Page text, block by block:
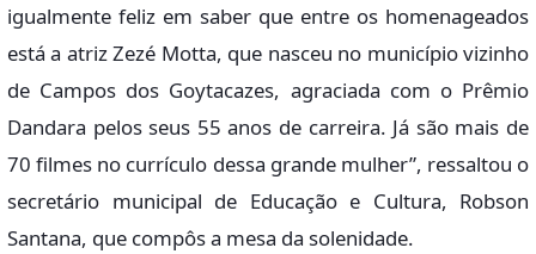
igualmente feliz em saber que entre os homenageados
está a atriz Zezé Motta, que nasceu no município vizinho
de Campos dos Goytacazes, agraciada com o Prêmio
Dandara pelos seus 55 anos de carreira. Já são mais de
70 filmes no currículo dessa grande mulher”, ressaltou o
secretário municipal de Educação e Cultura, Robson
Santana, que compôs a mesa da solenidade.